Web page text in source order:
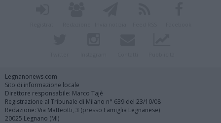
Legnanonews.com
Sito di informazione locale
Direttore responsabile: Marco Tajè
Registrazione al Tribunale di Milano n° 639 del 23/10/08
Redazione: Via Matteotti, 3 (presso Famiglia Legnanese)
20025 Legnano (MI)